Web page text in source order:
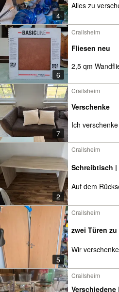
4
Alles zu
6
Crailsheim
Fliesen neu
2,5 qm
7
Crailsheim
Verschenke
Ich
2
Crailsheim
Schreibtisch |
Auf dem
5
Crailsheim
zwei Türen
Wir
Crailsheim